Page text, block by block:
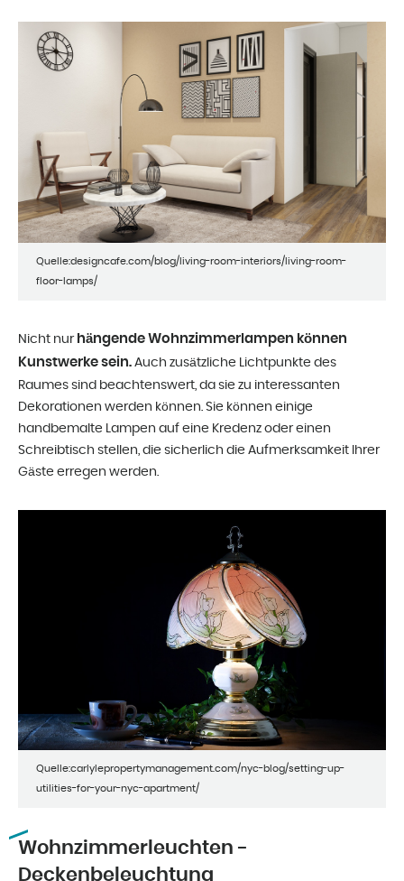
Quelle:designcafe.com/blog/living-room-interiors/living-room-
floor-lamps/
Nicht nur hängende Wohnzimmerlampen können
Kunstwerke sein. Auch zusätzliche Lichtpunkte des
Raumes sind beachtenswert, da sie zu interessanten
Dekorationen werden können. Sie können einige
handbemalte Lampen auf eine Kredenz oder einen
Schreibtisch stellen, die sicherlich die Aufmerksamkeit Ihrer
Gäste erregen werden.
Quelle:carlylepropertymanagement.com/nyc-blog/setting-up-
utilities-for-your-nyc-apartment/
Wohnzimmerleuchten -
Deckenbeleuchtung